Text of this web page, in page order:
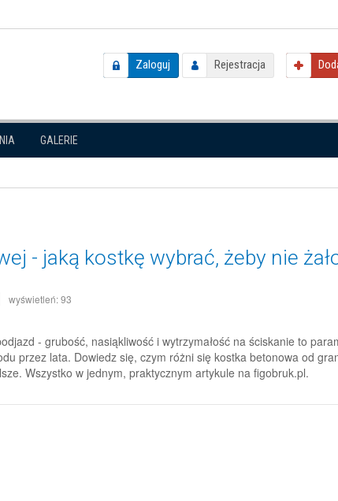
Zaloguj Rejestracja
GALERIE
- jaką kostkę wybrać, żeby nie
wyświetleń: 93
- grubość, nasiąkliwość i wytrzymałość na ściskanie to
przez lata. Dowiedz się, czym różni się kostka betonowa od
Wszystko w jednym, praktycznym artykule na figobruk.pl.